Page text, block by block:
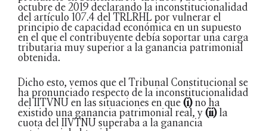
octubre de 2019 declarando la inconstitucionalidad
del artículo 107.4 del TRLRHL por vulnerar el
principio de capacidad económica en un supuesto
en el que el contribuyente debía soportar una carga
tributaria muy superior a la ganancia patrimonial
obtenida.
Dicho esto, vemos que el Tribunal Constitucional se
ha pronunciado respecto de la inconstitucionalidad
del IITVNU en las situaciones en que (i)no ha
existido una ganancia patrimonial real, y (ii)la
cuota del IIVTNU superaba a la ganancia